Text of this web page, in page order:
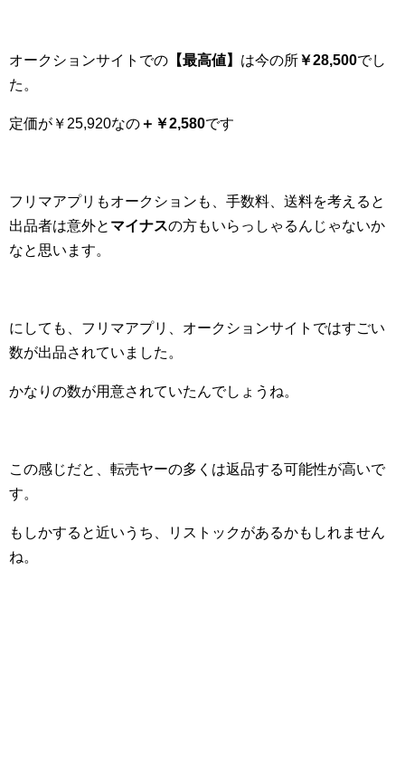
オークションサイトでの 【最高値】 は今の所￥28,500でし
た。
定価が￥25,920なの＋ ￥2,580です
フリマアプリもオークションも、手数料、送料を考えると
出品者は意外と マイナスの方もいらっしゃるんじゃないか
なと思います。
にしても、フリマアプリ、オークションサイトではすごい
数が出品されていました。
かなりの数が用意されていたんでしょうね。
この感じだと、転売ヤーの多くは返品する可能性が高いで
す。
もしかすると近いうち、リストックがあるかもしれません
ね。